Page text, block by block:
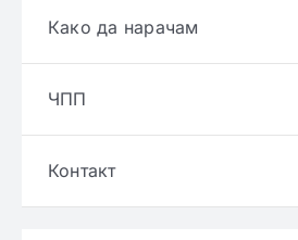
Како да нарачам
ЧПП
Контакт